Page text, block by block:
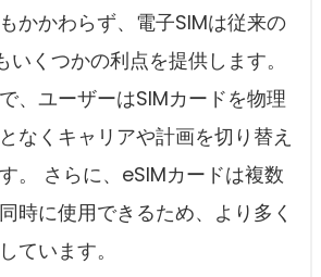
かかわらず、電子SIMは従来の
いくつかの利点を提供します。
、ユーザーはSIMカードを物理
なくキャリアや計画を切り替え
。 さらに、eSIMカードは複数
時に使用できるため、より多く
ています。